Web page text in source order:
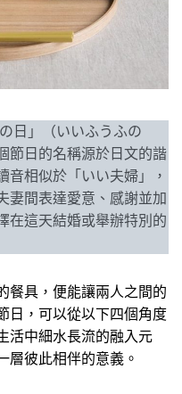
日」（いいふうふの
節日的名稱源於日文的諧
音相似於「いい夫婦」，
妻間表達愛意、感謝並加
在這天結婚或舉辦特別的
餐具，便能讓兩人之間的
日，可以從以下四個角度
活中細水長流的融入元
層彼此相伴的意義。